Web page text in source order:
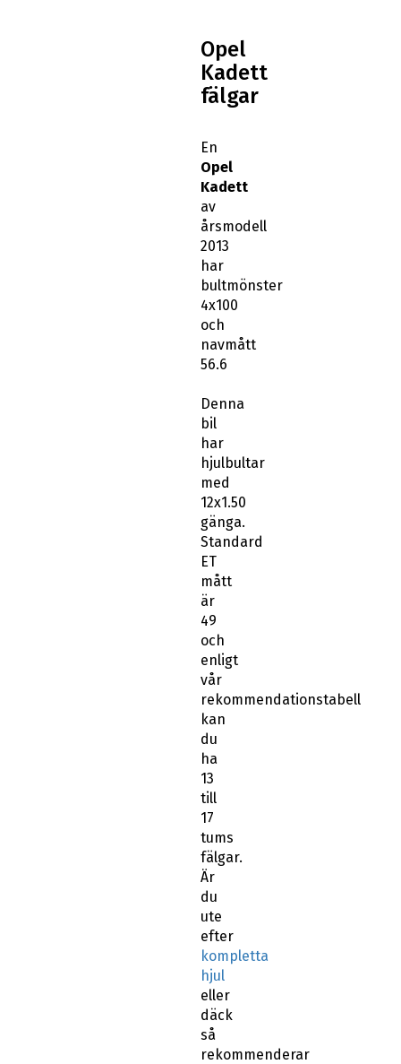
Opel
Kadett
fälgar
En
Opel
Kadett
av
årsmodell
2013
har
bultmönster
4x100
och
navmått
56.6
Denna
bil
har
hjulbultar
med
12x1.50
gänga.
Standard
ET
mått
är
49
och
enligt
vår
rekommendationstabell
kan
du
ha
13
till
17
tums
fälgar.
Är
du
ute
efter
kompletta
hjul
eller
däck
så
rekommenderar